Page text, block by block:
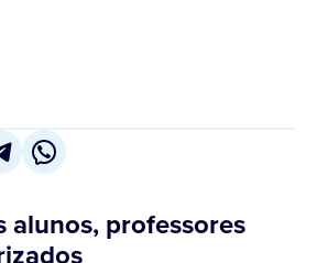
alunos, professores